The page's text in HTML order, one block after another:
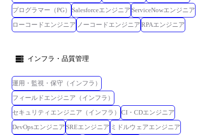
プログラマー（PG）
Salesforceエンジニア ServiceNowエンジニア
ローコードエンジニア ノーコードエンジニア RPAエンジニア
インフラ・品質管理
運用・監視・保守（インフラ）
フィールドエンジニア（インフラ）
セキュリティエンジニア（インフラ）
CI・CDエンジニア
DevOpsエンジニア SREエンジニア ミドルウェアエンジニア